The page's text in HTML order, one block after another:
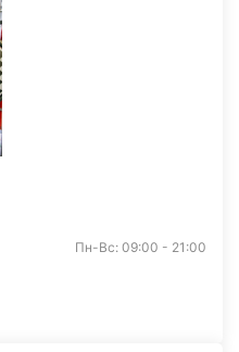
Пн-Вс: 09:00 - 21:00